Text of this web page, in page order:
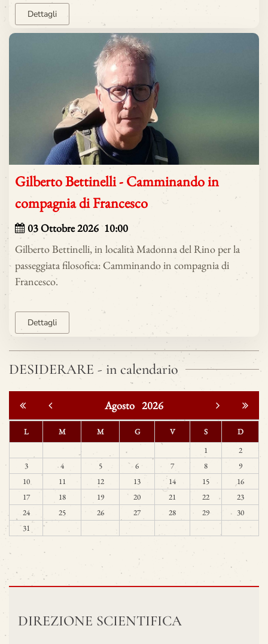
Dettagli
Gilberto Bettinelli - Camminando in
compagnia di Francesco
03Ottobre 2026 10:00
Gilberto Bettinelli, in località Madonna del Rino per la
passeggiata filosofica: Camminando in compagnia di
Francesco.
Dettagli
DESIDERARE - in calendario
Agosto 2026
L M M G V S
D
1
2
3
4 5 6 7 8
9
10
11 12 13 14 15
16
17
18 19 20 21 22
23
24
25 26 27 28 29
30
31
DIREZIONE SCIENTIFICA